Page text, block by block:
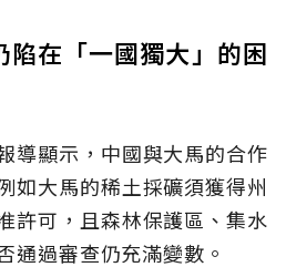
陷在「一國獨大」的困
導顯示，中國與大馬的合作
如大馬的稀土採礦須獲得州
許可，且森林保護區、集水
通過審查仍充滿變數。